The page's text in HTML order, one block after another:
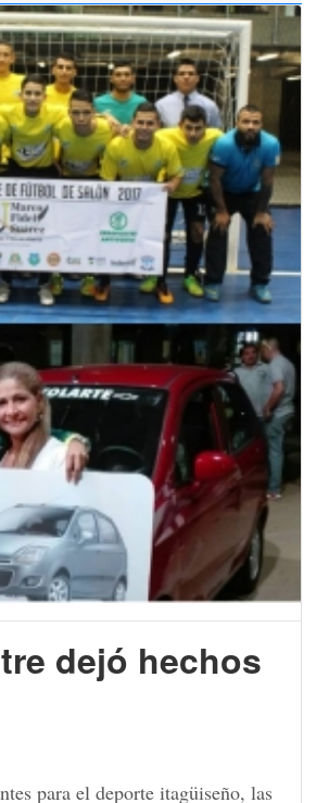
dejó hechos
para el deporte itagüiseño, las